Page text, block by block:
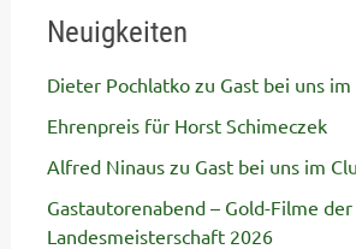
Neuigkeiten
Dieter Pochlatko zu Gast bei uns im
Ehrenpreis für Horst Schimeczek
Alfred Ninaus zu Gast bei uns im
Gastautorenabend – Gold-Filme der
Landesmeisterschaft 2026